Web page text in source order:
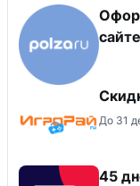
сайте
До 31
45